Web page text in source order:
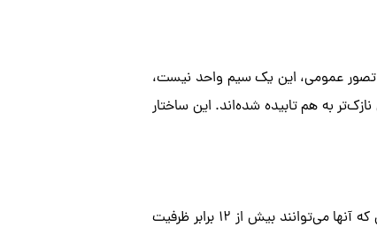
تصور عمومی، این یک سیم واحد نیست،
فولادی نازک‌تر به هم تابیده شده‌اند. این ساختار
آنها می‌توانند بیش از ۱۲ برابر ظرفیت